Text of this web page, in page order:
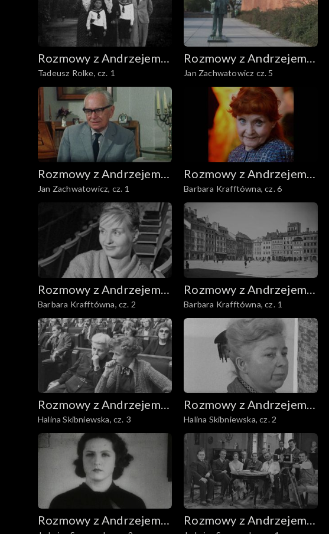
Rozmowy z Andrzejem
Doboszem
Tadeusz Rolke, cz. 1
Rozmowy z Andrzejem
Doboszem
Jan Zachwatowicz cz. 5
Rozmowy z Andrzejem
Doboszem
Jan Zachwatowicz, cz. 1
Rozmowy z Andrzejem
Doboszem
Barbara Krafftówna, cz. 6
Rozmowy z Andrzejem
Doboszem
Barbara Krafftówna, cz. 2
Rozmowy z Andrzejem
Doboszem
Barbara Krafftówna, cz. 1
Rozmowy z Andrzejem
Doboszem
Halina Skibniewska, cz. 3
Rozmowy z Andrzejem
Doboszem
Halina Skibniewska, cz. 2
Rozmowy z Andrzejem
Rozmowy z Andrzejem